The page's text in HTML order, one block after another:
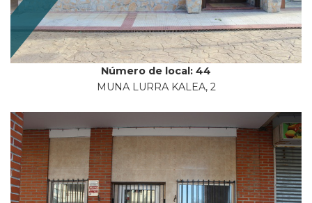
Número de local: 44
MUNA LURRA KALEA, 2